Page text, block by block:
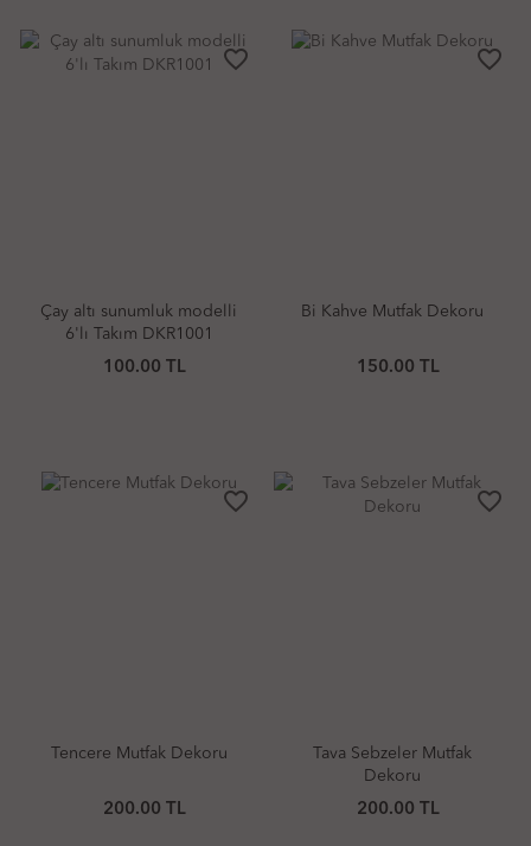
favorite_border
Çay altı sunumluk modelli
6'lı Takım DKR1001
100.00 TL
favorite_border
Bi Kahve Mutfak Dekoru
150.00 TL
favorite_border
Tencere Mutfak Dekoru
200.00 TL
favorite_border
Tava Sebzeler Mutfak
Dekoru
200.00 TL